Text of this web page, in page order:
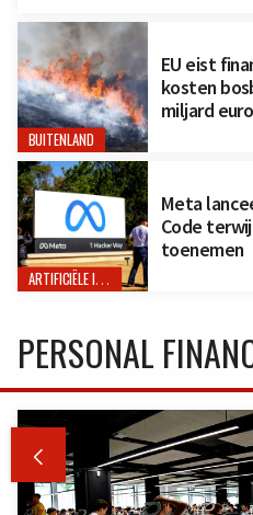
BUITENLAND
EU eist
kosten
miljard euro
ARTIFICIËLE INTELLIGENTIE
Meta
Code
toenemen
PERSONAL
